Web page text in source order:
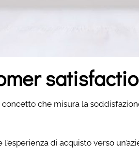
concetto che misura la
di acquisto verso